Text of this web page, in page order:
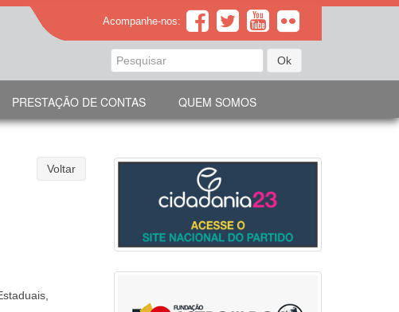
Acompanhe-nos:
Ok
PRESTAÇÃO DE CONTAS QUEM SOMOS
Voltar